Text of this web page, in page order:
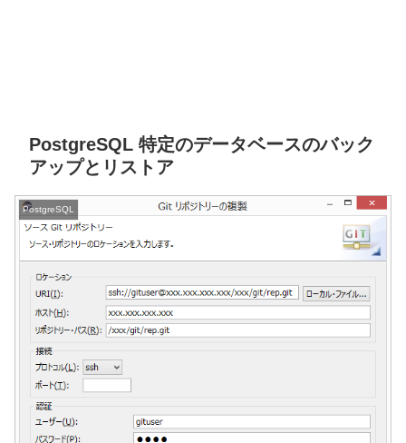
PostgreSQL 特定のデータベースのバック
アップとリストア
PostgreSQL